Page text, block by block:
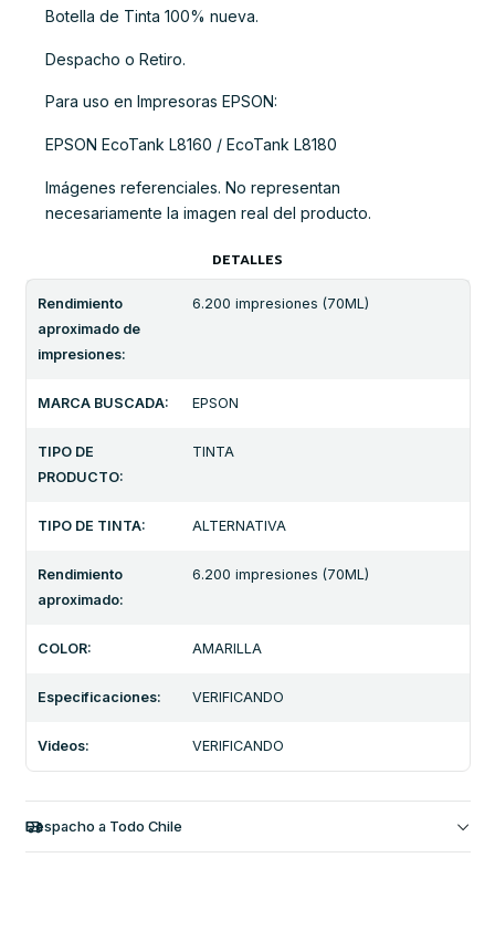
Botella de Tinta 100% nueva.
Despacho o Retiro.
Para uso en Impresoras EPSON:
EPSON EcoTank L8160 / EcoTank L8180
Imágenes referenciales. No representan
necesariamente la imagen real del producto.
DETALLES
Rendimiento
aproximado de
impresiones:
6.200 impresiones (70ML)
MARCA BUSCADA: EPSON
TIPO DE
PRODUCTO:
TINTA
TIPO DE TINTA: ALTERNATIVA
Rendimiento
aproximado:
6.200 impresiones (70ML)
COLOR: AMARILLA
Especificaciones: VERIFICANDO
Videos: VERIFICANDO
Despacho a Todo Chile